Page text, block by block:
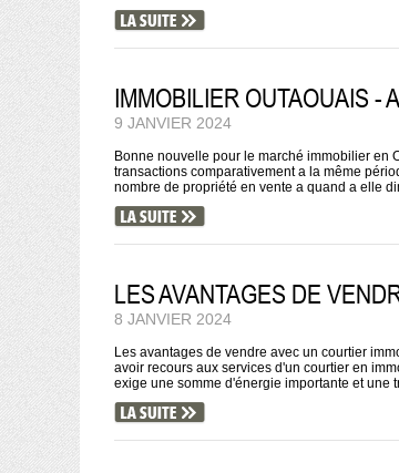
IMMOBILIER OUTAOUAIS -
9 JANVIER 2024
Bonne nouvelle pour le marché immobilier en
transactions comparativement a la même
nombre de propriété en vente a quand a elle
LES AVANTAGES DE
8 JANVIER 2024
Les avantages de vendre avec un courtier
avoir recours aux services d'un courtier en
exige une somme d'énergie importante et une